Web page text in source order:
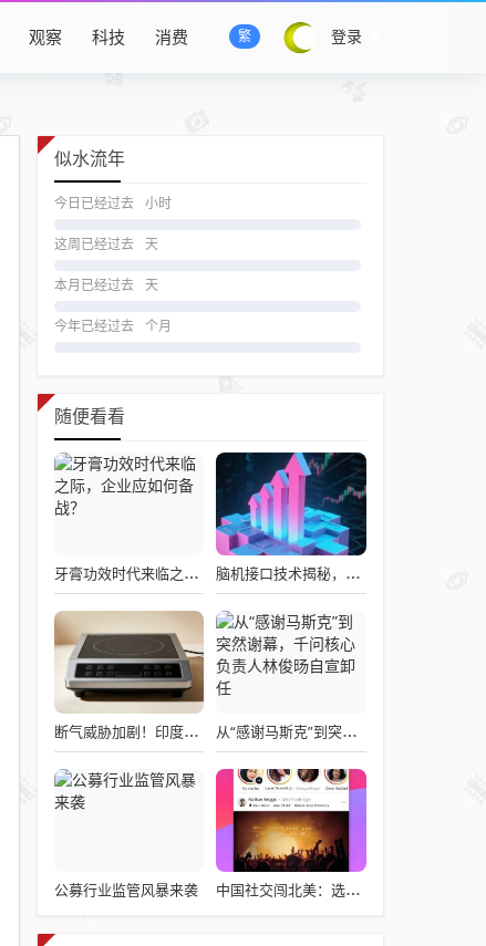
登录
繁
观察 科技 消费
似水流年
今日已经过去 小时
这周已经过去 天
本月已经过去 天
今年已经过去 个月
随便看看
牙膏功效时代来临之际，企业应如何备战？ 脑机接口技术揭秘，引领读心术革命的领跑者大盘点
断气威胁加剧！印度民众疯抢电磁炉 制造商将从中国空运部件 从“感谢马斯克”到突然谢幕，千问核心负责人林俊旸自宣卸任
公募行业监管风暴来袭 中国社交闯北美：选择远大于努力